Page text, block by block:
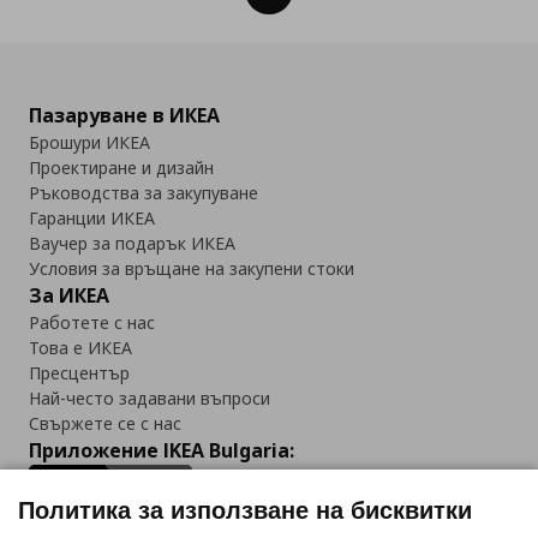
Пазаруване в ИКЕА
Брошури ИКЕА
Проектиране и дизайн
Ръководства за закупуване
Гаранции ИКЕА
Ваучер за подарък ИКЕА
Условия за връщане на закупени стоки
За ИКЕА
Работете с нас
Това е ИКЕА
Пресцентър
Най-често задавани въпроси
Свържете се с нас
Приложение IKEA Bulgaria:
Политика за използване на бисквитки